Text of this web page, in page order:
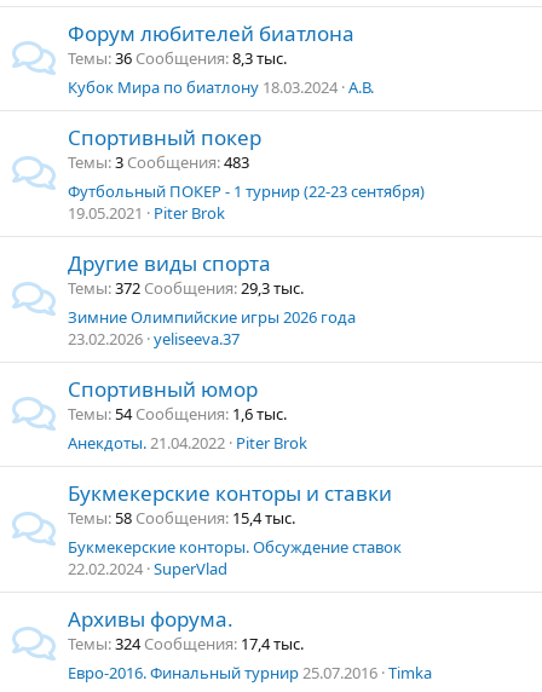
Форум любителей биатлона
Темы 36 Сообщения 8,3 тыс.
Кубок Мира по биатлону 18.03.2024 А.В.
Спортивный покер
Темы 3 Сообщения 483
Футбольный ПОКЕР - 1 турнир (22-23 сентября)
19.05.2021
Piter Brok
Другие виды спорта
Темы 372 Сообщения 29,3 тыс.
Зимние Олимпийские игры 2026 года
23.02.2026 yeliseeva.37
Спортивный юмор
Темы 54 Сообщения 1,6 тыс.
Анекдоты.21.04.2022 Piter Brok
Букмекерские конторы и ставки
Темы 58 Сообщения 15,4 тыс.
Букмекерские конторы. Обсуждение ставок
22.02.2024 SuperVlad
Архивы форума.
Темы 324 Сообщения 17,4 тыс.
Евро-2016. Финальный турнир25.07.2016 Timka